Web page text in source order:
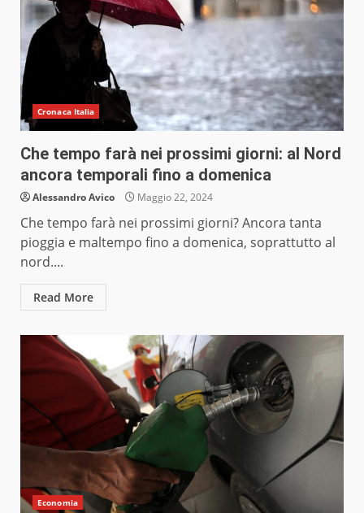
Cronaca Italia
Che tempo farà nei prossimi giorni: al Nord
ancora temporali fino a domenica
Alessandro Avico Maggio 22, 2024
Che tempo farà nei prossimi giorni? Ancora tanta
pioggia e maltempo fino a domenica, soprattutto al
nord....
Read More
Economia